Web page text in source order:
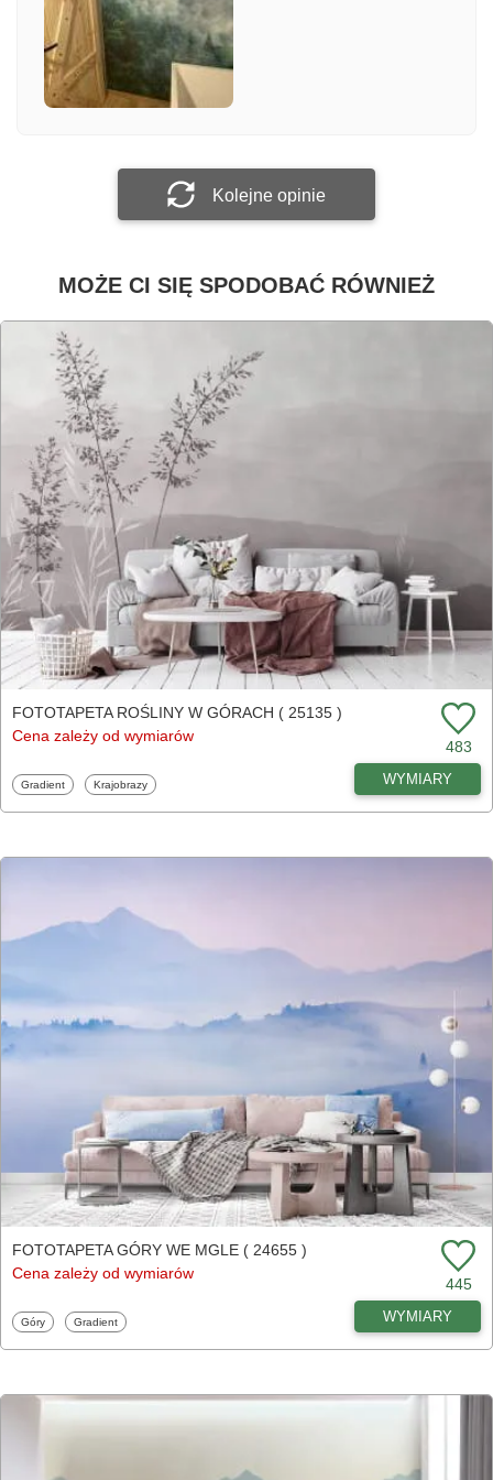
Załącz zdjęcie
Kolejne opinie
MOŻE CI SIĘ SPODOBAĆ RÓWNIEŻ
FOTOTAPETA ROŚLINY W GÓRACH ( 25135 )
Cena zależy od wymiarów
483
Fototapety
Gradient Fototapety
Krajobrazy WYMIARY
FOTOTAPETA GÓRY WE MGLE ( 24655 )
Cena zależy od wymiarów
445
Fototapety
Góry Fototapety
Gradient WYMIARY